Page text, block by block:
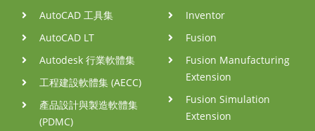
AutoCAD 工具集
AutoCAD LT
Autodesk 行業軟體集
工程建設軟體集 (AECC)
產品設計與製造軟體集
(PDMC)
Inventor
Fusion
Fusion Manufacturing
Extension
Fusion Simulation
Extension